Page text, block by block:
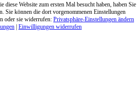
diese Website zum ersten Mal besucht haben, haben Sie
Sie können die dort vorgenommenen Einstellungen
oder sie widerrufen: Privatsphäre-Einstellungen ändern
| Einwilligungen widerrufen